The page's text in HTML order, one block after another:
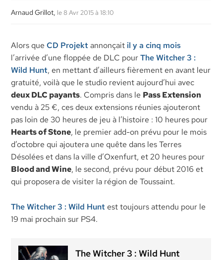
Arnaud Grillot, le 8 Avr 2015 à 18:10
Alors queCD Projektannonçait il y a cinq mois
l’arrivée d’une floppée de DLC pourThe Witcher 3 :
Wild Hunt, en mettant d’ailleurs fièrement en avant leur
gratuité, voilà que le studio revient aujourd’hui avec
deux DLC payants. Compris dans le Pass Extension
vendu à 25 €, ces deux extensions réunies ajouteront
pas loin de 30 heures de jeu à l’histoire : 10 heures pour
Hearts of Stone, le premier add-on prévu pour le mois
d’octobre qui ajoutera une quête dans les Terres
Désolées et dans la ville d’Oxenfurt, et 20 heures pour
Blood and Wine, le second, prévu pour début 2016 et
qui proposera de visiter la région de Toussaint.
The Witcher 3 : Wild Hunt est toujours attendu pour le
19 mai prochain sur PS4.
The Witcher 3 : Wild Hunt